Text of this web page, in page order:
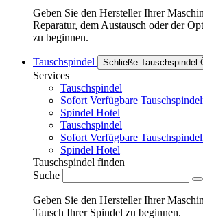
Geben Sie den Hersteller Ihrer
Reparatur, dem Austausch oder der
zu beginnen.
Tauschspindel Schließe Tauschspindel
Services
Tauschspindel
Sofort Verfügbare
Spindel Hotel
Tauschspindel
Sofort Verfügbare
Spindel Hotel
Tauschspindel finden
Suche
Geben Sie den Hersteller Ihrer
Tausch Ihrer Spindel zu beginnen.